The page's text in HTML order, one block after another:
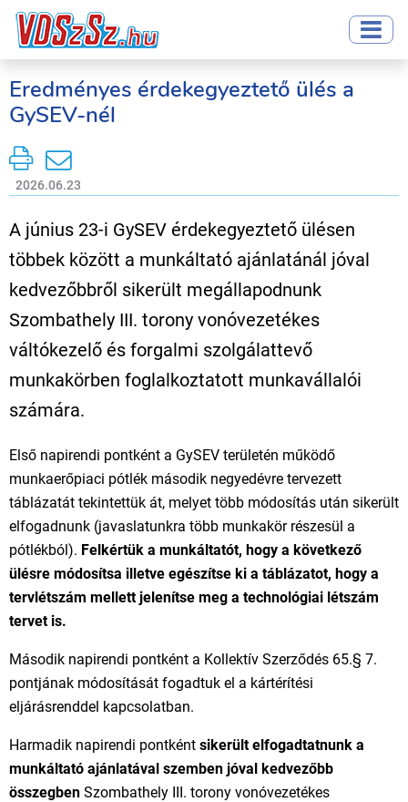
Eredményes érdekegyeztető ülés a
GySEV-nél
2026.06.23
A június 23-i GySEV érdekegyeztető ülésen
többek között a munkáltató ajánlatánál jóval
kedvezőbbről sikerült megállapodnunk
Szombathely III. torony vonóvezetékes
váltókezelő és forgalmi szolgálattevő
munkakörben foglalkoztatott munkavállalói
számára.
Első napirendi pontként a GySEV területén működő
munkaerőpiaci pótlék második negyedévre tervezett
táblázatát tekintettük át, melyet több módosítás után sikerült
elfogadnunk (javaslatunkra több munkakör részesül a
pótlékból). Felkértük a munkáltatót, hogy a következő
ülésre módosítsa illetve egészítse ki a táblázatot, hogy a
tervlétszám mellett jelenítse meg a technológiai létszám
tervet is.
Második napirendi pontként a Kollektív Szerződés 65.§ 7.
pontjának módosítását fogadtuk el a kártérítési
eljárásrenddel kapcsolatban.
Harmadik napirendi pontként sikerült elfogadtatnunk a
munkáltató ajánlatával szemben jóval kedvezőbb
összegben Szombathely III. torony vonóvezetékes